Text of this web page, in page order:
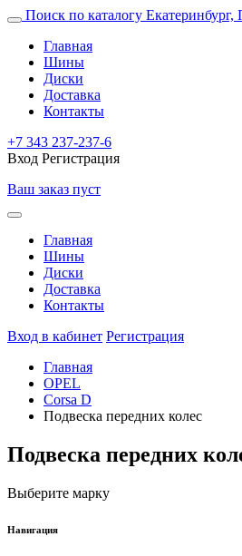
Поиск по каталогу Екатеринбург,
Главная
Шины
Диски
Доставка
Контакты
+7 343 237-237-6
Вход Регистрация
Ваш заказ пуст
Главная
Шины
Диски
Доставка
Контакты
Вход в кабинет Регистрация
Главная
OPEL
Corsa D
Подвеска передних колес
Подвеска передних
Выберите марку
Навигация